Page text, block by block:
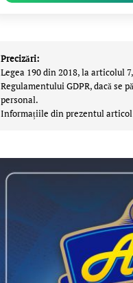
Precizări:
Legea 190 din 2018, la articolul
Regulamentului GDPR, dacă se
personal.
Informațiile din prezentul articol